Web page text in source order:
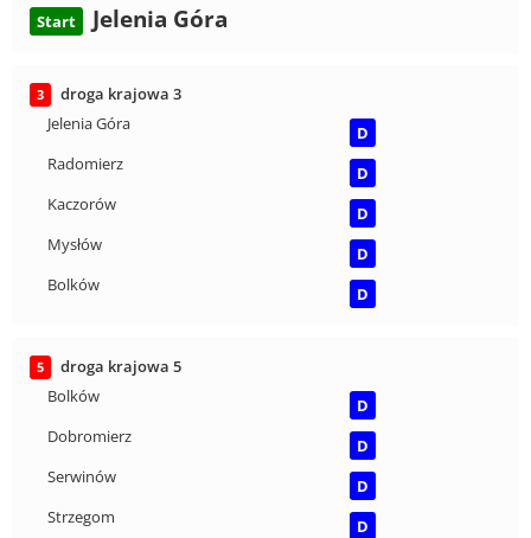
Start Jelenia Góra
3
droga krajowa 3
Jelenia Góra
D
Radomierz
D
Kaczorów
D
Mysłów
D
Bolków
D
5
droga krajowa 5
Bolków
D
Dobromierz
D
Serwinów
D
Strzegom
D